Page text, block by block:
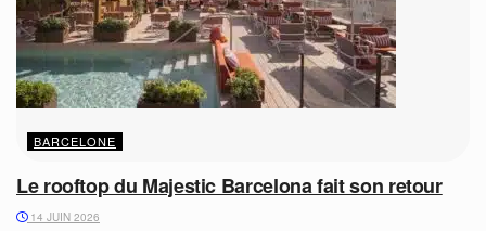
BARCELONE
Le rooftop du Majestic Barcelona fait son retour
14 JUIN 2026